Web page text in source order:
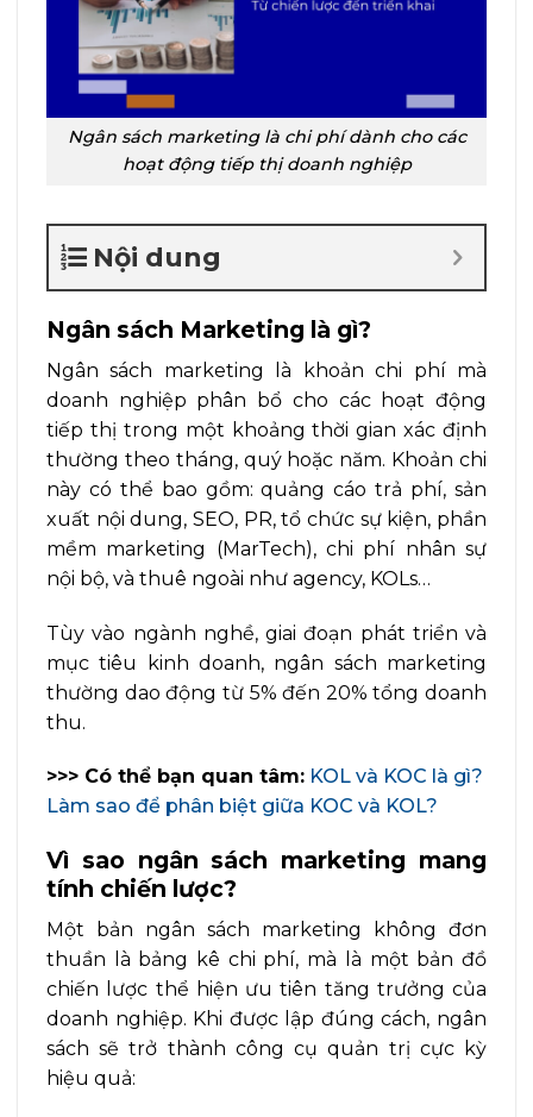
Ngân sách marketing là chi phí dành cho các
hoạt động tiếp thị doanh nghiệp
Nội dung
Ngân sách Marketing là gì?
Ngân sách marketing là khoản chi phí mà
doanh nghiệp phân bổ cho các hoạt động
tiếp thị trong một khoảng thời gian xác định
thường theo tháng, quý hoặc năm. Khoản chi
này có thể bao gồm: quảng cáo trả phí, sản
xuất nội dung, SEO, PR, tổ chức sự kiện, phần
mềm marketing (MarTech), chi phí nhân sự
nội bộ, và thuê ngoài như agency, KOLs…
Tùy vào ngành nghề, giai đoạn phát triển và
mục tiêu kinh doanh, ngân sách marketing
thường dao động từ 5% đến 20% tổng doanh
thu.
>>> Có thể bạn quan tâm: KOL và KOC là gì?
Làm sao để phân biệt giữa KOC và KOL?
Vì sao ngân sách marketing mang
tính chiến lược?
Một bản ngân sách marketing không đơn
thuần là bảng kê chi phí, mà là một bản đồ
chiến lược thể hiện ưu tiên tăng trưởng của
doanh nghiệp. Khi được lập đúng cách, ngân
sách sẽ trở thành công cụ quản trị cực kỳ
hiệu quả: